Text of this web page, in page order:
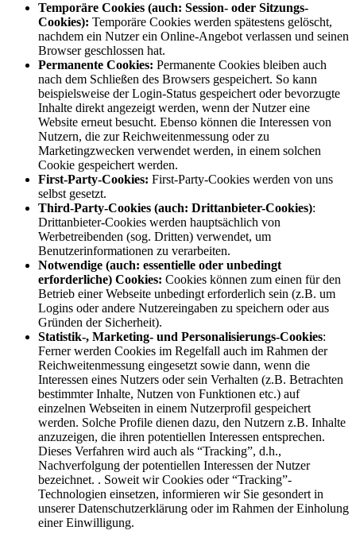
Temporäre Cookies (auch: Session- oder Sitzungs-
Cookies): Temporäre Cookies werden spätestens gelöscht,
nachdem ein Nutzer ein Online-Angebot verlassen und seinen
Browser geschlossen hat.
Permanente Cookies: Permanente Cookies bleiben auch
nach dem Schließen des Browsers gespeichert. So kann
beispielsweise der Login-Status gespeichert oder bevorzugte
Inhalte direkt angezeigt werden, wenn der Nutzer eine
Website erneut besucht. Ebenso können die Interessen von
Nutzern, die zur Reichweitenmessung oder zu
Marketingzwecken verwendet werden, in einem solchen
Cookie gespeichert werden.
First-Party-Cookies: First-Party-Cookies werden von uns
selbst gesetzt.
Third-Party-Cookies (auch: Drittanbieter-Cookies):
Drittanbieter-Cookies werden hauptsächlich von
Werbetreibenden (sog. Dritten) verwendet, um
Benutzerinformationen zu verarbeiten.
Notwendige (auch: essentielle oder unbedingt
erforderliche) Cookies: Cookies können zum einen für den
Betrieb einer Webseite unbedingt erforderlich sein (z.B. um
Logins oder andere Nutzereingaben zu speichern oder aus
Gründen der Sicherheit).
Statistik-, Marketing- und Personalisierungs-Cookies:
Ferner werden Cookies im Regelfall auch im Rahmen der
Reichweitenmessung eingesetzt sowie dann, wenn die
Interessen eines Nutzers oder sein Verhalten (z.B. Betrachten
bestimmter Inhalte, Nutzen von Funktionen etc.) auf
einzelnen Webseiten in einem Nutzerprofil gespeichert
werden. Solche Profile dienen dazu, den Nutzern z.B. Inhalte
anzuzeigen, die ihren potentiellen Interessen entsprechen.
Dieses Verfahren wird auch als “Tracking”, d.h.,
Nachverfolgung der potentiellen Interessen der Nutzer
bezeichnet. . Soweit wir Cookies oder “Tracking”-
Technologien einsetzen, informieren wir Sie gesondert in
unserer Datenschutzerklärung oder im Rahmen der Einholung
einer Einwilligung.